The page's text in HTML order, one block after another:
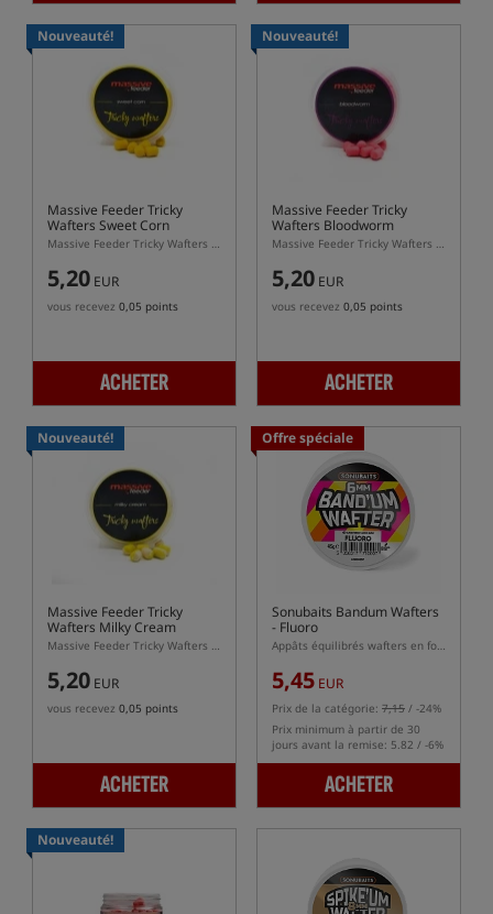
Nouveauté!
Massive Feeder Tricky
Wafters Sweet Corn
Massive Feeder Tricky Wafters Sweet Corn 10 × 7 mm – wafters dumbells jaunes pour feeder
5,20 EUR
vous recevez 0,05 points
ACHETER
Nouveauté!
Massive Feeder Tricky
Wafters Bloodworm
Massive Feeder Tricky Wafters Bloodworm 10 × 7 mm – wafters roses dumbells pour feeder
5,20 EUR
vous recevez 0,05 points
ACHETER
Nouveauté!
Massive Feeder Tricky
Wafters Milky Cream
Massive Feeder Tricky Wafters Milky Cream 10 × 7 mm – wafters dumbells blanc et jaune
5,20 EUR
vous recevez 0,05 points
ACHETER
Offre spéciale
Sonubaits Bandum Wafters
- Fluoro
Appâts équilibrés wafters en forme de dumbells
5,45 EUR
Prix de la catégorie: 7,15 / -24%
Prix minimum à partir de 30
jours avant la remise: 5.82 / -6%
ACHETER
Nouveauté!